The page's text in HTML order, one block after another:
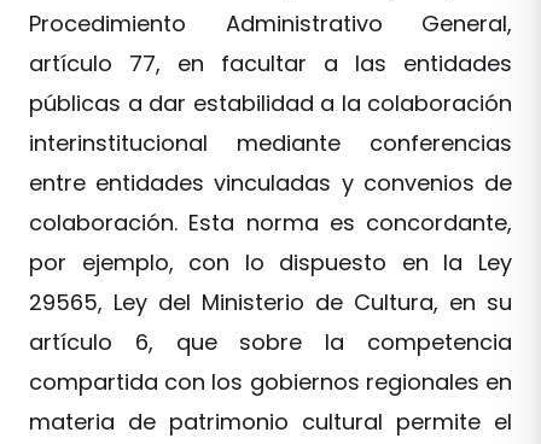
Procedimiento Administrativo General,
artículo 77, en facultar a las entidades
públicas a dar estabilidad a la colaboración
interinstitucional mediante conferencias
entre entidades vinculadas y convenios de
colaboración. Esta norma es concordante,
por ejemplo, con lo dispuesto en la Ley
29565, Ley del Ministerio de Cultura, en su
artículo 6, que sobre la competencia
compartida con los gobiernos regionales en
materia de patrimonio cultural permite el